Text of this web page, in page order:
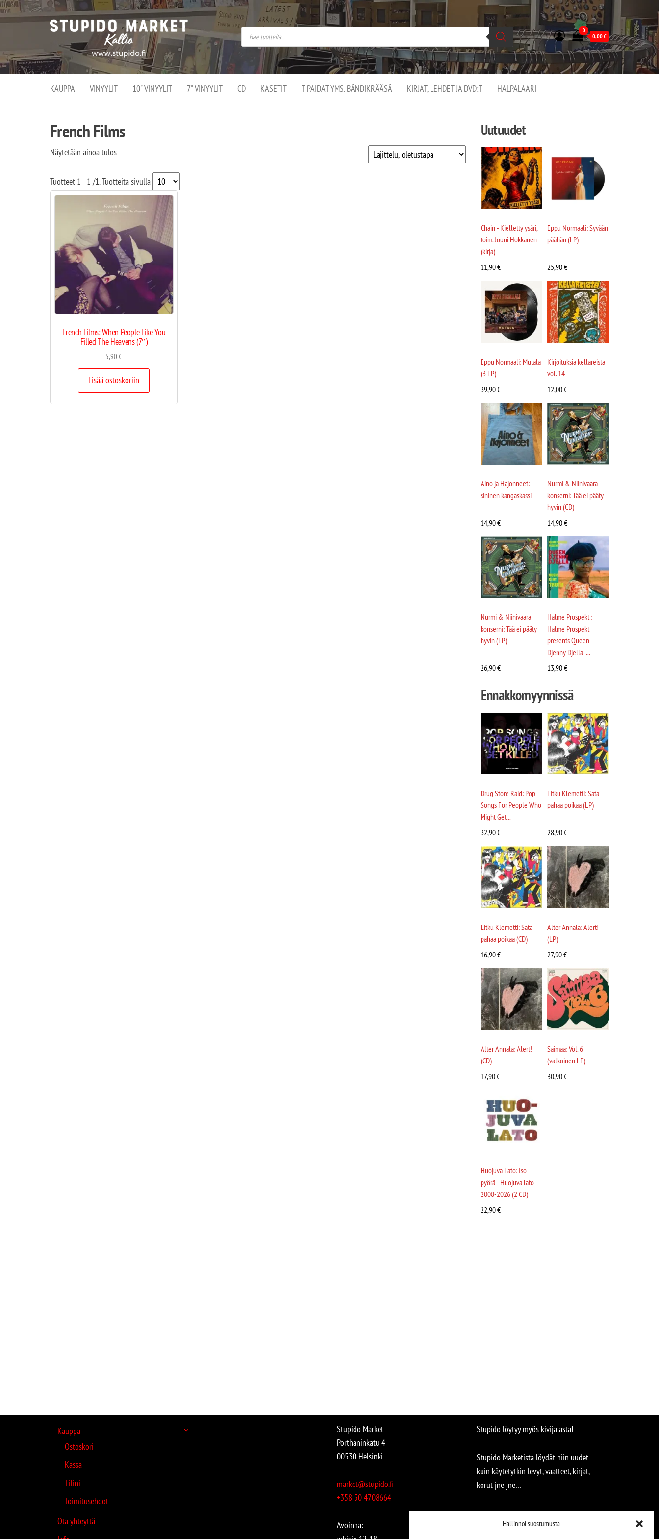
Hallinnoi suostumusta
Stupido
Market –
verkossa
ja
kivijalassa
Stupido Market on
vaihtoehtomusaan
erikoistunut
verkko- sekä
kivijalkakauppa
Helsingissä
Kallion
0
0,00€
KAUPPA VINYYLIT 10" VINYYLIT 7" VINYYLIT CD KASETIT T-PAIDAT YMS. BÄNDIKRÄÄSÄ KIRJAT, LEHDET JA DVD:T HALPALAARI
French Films
Näytetään ainoa tulos
Tuotteet 1 - 1 /1. Tuotteita sivulla
French Films: When People Like You
Filled The Heavens (7″)
5,90€
Lisää ostoskoriin
Uutuudet
Chain - Kielletty ysäri,
toim. Jouni Hokkanen
(kirja)
11,90€
Eppu Normaali: Syvään
päähän (LP)
25,90€
Eppu Normaali: Mutala
(3 LP)
39,90€
Kirjoituksia kellareista
vol. 14
12,00€
Aino ja Hajonneet:
sininen kangaskassi
14,90€
Nurmi & Niinivaara
konserni: Tää ei pääty
hyvin (CD)
14,90€
Nurmi & Niinivaara
konserni: Tää ei pääty
hyvin (LP)
26,90€
Halme Prospekt :
Halme Prospekt
presents Queen
Djenny Djella -...
13,90€
Ennakkomyynnissä
Drug Store Raid: Pop
Songs For People Who
Might Get...
32,90€
Litku Klemetti: Sata
pahaa poikaa (LP)
28,90€
Litku Klemetti: Sata
pahaa poikaa (CD)
16,90€
Alter Annala: Alert!
(LP)
27,90€
Alter Annala: Alert!
(CD)
17,90€
Saimaa: Vol. 6
(valkoinen LP)
30,90€
Huojuva Lato: Iso
pyörä - Huojuva lato
2008-2026 (2 CD)
22,90€
Kauppa
Ostoskori
Kassa
Tilini
Toimitusehdot
Ota yhteyttä
Stupido Market
Porthaninkatu 4
00530 Helsinki
market@stupido.fi
+358 50 4708664
Avoinna:
Stupido löytyy myös kivijalasta!
Stupido Marketista löydät niin uudet
kuin käytetytkin levyt, vaatteet, kirjat,
korut jne jne…